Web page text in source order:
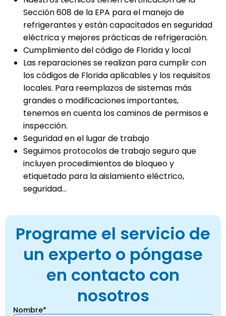
Sección 608 de la EPA para el manejo de
refrigerantes y están capacitados en seguridad
eléctrica y mejores prácticas de refrigeración.
Cumplimiento del código de Florida y local
Las reparaciones se realizan para cumplir con
los códigos de Florida aplicables y los requisitos
locales. Para reemplazos de sistemas más
grandes o modificaciones importantes,
tenemos en cuenta los caminos de permisos e
inspección.
Seguridad en el lugar de trabajo
Seguimos protocolos de trabajo seguro que
incluyen procedimientos de bloqueo y
etiquetado para la aislamiento eléctrico,
seguridad...
Programe el servicio de
un experto o póngase
en contacto con
nosotros
Nombre*